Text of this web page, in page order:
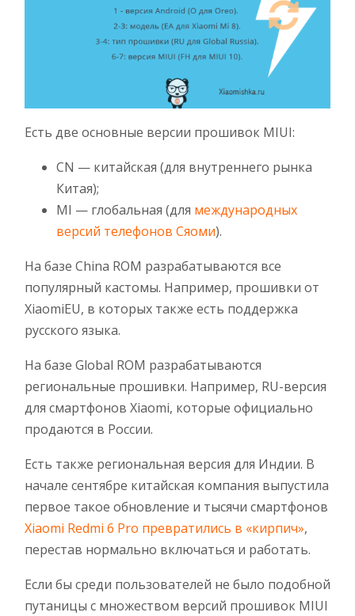
Есть две основные версии прошивок MIUI:
CN — китайская (для внутреннего рынка
Китая);
MI — глобальная (для международных
версий телефонов Сяоми).
На базе China ROM разрабатываются все
популярный кастомы. Например, прошивки от
XiaomiEU, в которых также есть поддержка
русского языка.
На базе Global ROM разрабатываются
региональные прошивки. Например, RU-версия
для смартфонов Xiaomi, которые официально
продаются в России.
Есть также региональная версия для Индии. В
начале сентябре китайская компания выпустила
первое такое обновление и тысячи смартфонов
Xiaomi Redmi 6 Pro превратились в «кирпич»,
перестав нормально включаться и работать.
Если бы среди пользователей не было подобной
путаницы с множеством версий прошивок MIUI